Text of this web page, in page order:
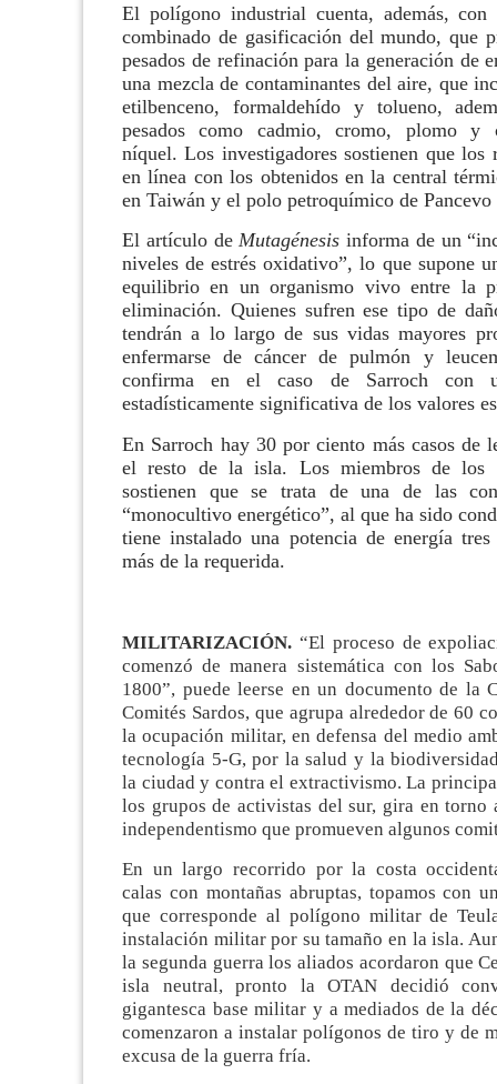
El polígono industrial cuenta, además,
combinado de gasificación del mundo, que
pesados de refinación para la generación de
una mezcla de contaminantes del aire, que
etilbenceno, formaldehído y tolueno,
pesados como cadmio, cromo, plomo y
níquel. Los investigadores sostienen que los
en línea con los obtenidos en la central
en Taiwán y el polo petroquímico de Pancevo
El artículo deMutagénesis informa de un
niveles de estrés oxidativo”, lo que supone
equilibrio en un organismo vivo entre la
eliminación. Quienes sufren ese tipo de
tendrán a lo largo de sus vidas mayores
enfermarse de cáncer de pulmón y
confirma en el caso de Sarroch con
estadísticamente significativa de los valores
En Sarroch hay 30 por ciento más casos de
el resto de la isla. Los miembros de los
sostienen que se trata de una de las
“monocultivo energético”, al que ha sido
tieneinstalado una potencia de energía
más de la requerida.
MILITARIZACIÓN. “El proceso de
comenzó de manera sistemática con los
1800”, puede leerse en un documento de la
Comités Sardos, que agrupa alrededor de 60
la ocupación militar, en defensa del medio
tecnología 5-G, por la salud y la
la ciudad y contra el extractivismo. La
los grupos de activistas del sur, gira en torno
independentismo que promueven algunos
En un largo recorrido por la costa
calas con montañas abruptas, topamos con
que corresponde al polígono militar de
instalación militar por su tamaño en la isla.
la segunda guerra los aliados acordaron que
isla neutral, pronto la OTAN decidió
gigantesca base militar y a mediados de la
comenzaron a instalar polígonos de tiro y de
excusa de la guerra fría.